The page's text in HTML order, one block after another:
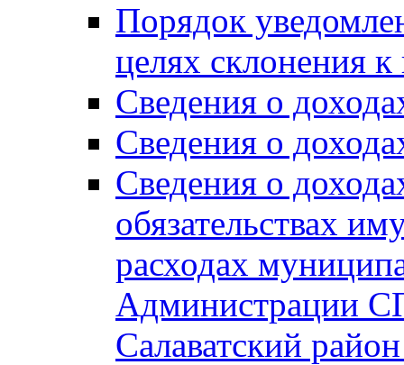
Порядок
целях склонения
Сведения о
Сведения о
Сведения о
обязательствах
расходах
Администрации
Салаватский